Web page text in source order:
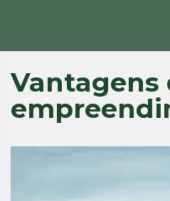
Vantagens